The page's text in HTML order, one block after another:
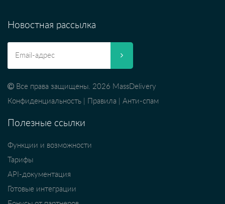
Новостная рассылка
Все права защищены. 2026 MassDelivery
Конфиденциальность
Правила Анти-спам
Полезные ссылки
Функции и возможности
Тарифы
API-документация
Готовые интеграции